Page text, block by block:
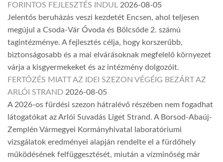
FORINTOS FEJLESZTÉS INDUL 2026-08-05
Jelentős beruházás veszi kezdetét Encsen, ahol teljesen
megújul a Csoda-Vár Óvoda és Bölcsőde 2. számú
tagintézménye. A fejlesztés célja, hogy korszerűbb,
biztonságosabb és a mai elvárásoknak megfelelő környezet
várja a kisgyermekeket és az intézmény dolgozóit.
FERTŐZÉS MIATT AZ IDEI SZEZON VÉGÉIG BEZÁRT AZ
ARLÓI STRAND 2026-08-05
A 2026-os fürdési szezon hátralévő részében nem fogadhat
látogatókat az Arlói Suvadás Liget Strand. A Borsod-Abaúj-
Zemplén Vármegyei Kormányhivatal laboratóriumi
vizsgálatok eredményei alapján rendelte el a fürdőhely
működésének felfüggesztését, miután a vízminőség már